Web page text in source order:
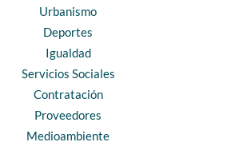
Urbanismo
Deportes
Igualdad
Servicios Sociales
Contratación
Proveedores
Medioambiente